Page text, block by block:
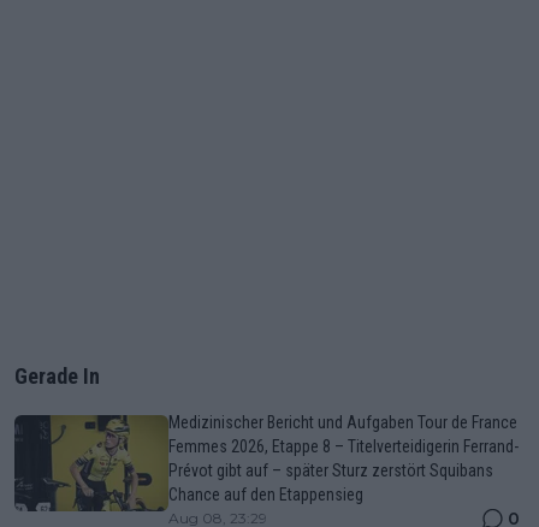
Gerade In
Medizinischer Bericht und Aufgaben Tour de France
Femmes 2026, Etappe 8 – Titelverteidigerin Ferrand-
Prévot gibt auf – später Sturz zerstört Squibans
Chance auf den Etappensieg
Aug 08, 23:29 0